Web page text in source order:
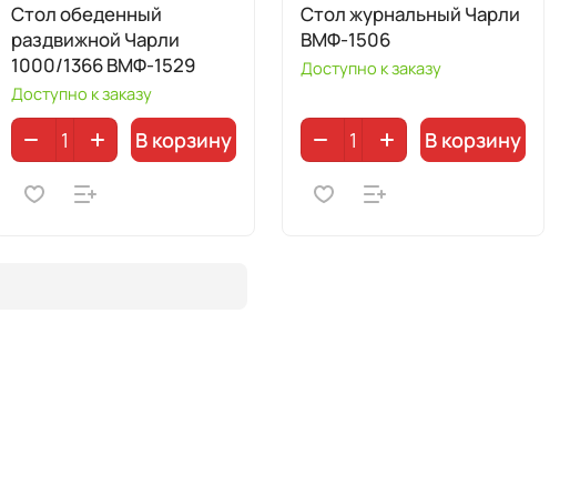
Стол обеденный
раздвижной Чарли
1000/1366 ВМФ-1529
Доступно к заказу
В корзину
Стол журнальный Чарли
ВМФ-1506
Доступно к заказу
В корзину